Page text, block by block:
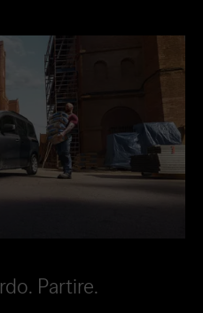
Partire.